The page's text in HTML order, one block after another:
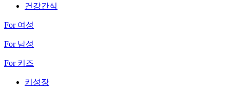
건강간식
For 여성
For 남성
For 키즈
키성장